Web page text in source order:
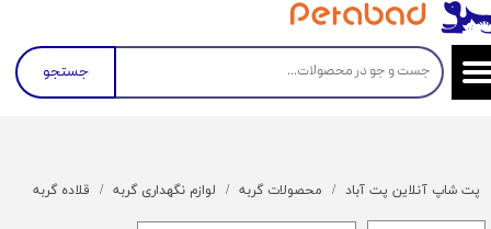
جستجو
پت شاپ آنلاین پت آباد محصولات گربه لوازم نگهداری گربه قلاده گربه